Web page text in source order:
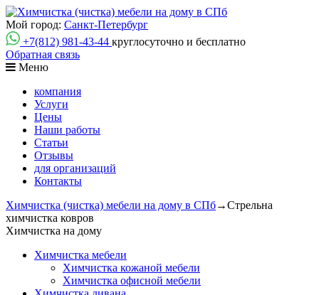
Мой город: Санкт-Петербург
+7(812) 981-43-44 круглосуточно и бесплатно
Обратная связь
Меню
компания
Услуги
Цены
Наши работы
Статьи
Отзывы
для организаций
Контакты
Химчистка (чистка) мебели на дому в СПб→Стрельна
химчистка ковров
Химчистка на дому
Химчистка мебели
Химчистка кожаной мебели
Химчистка офисной мебели